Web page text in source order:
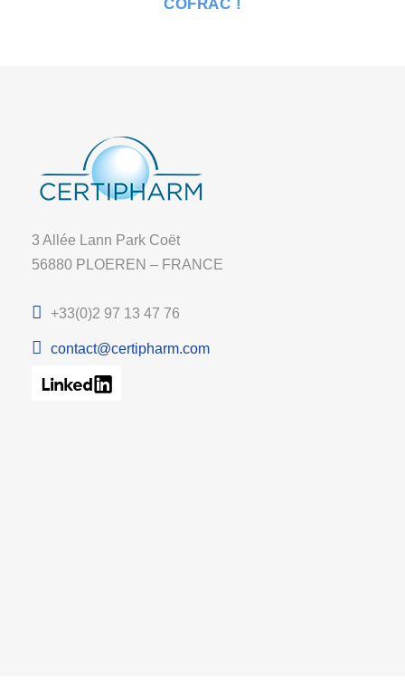
COFRAC !
3 Allée Lann Park Coët
56880 PLOEREN – FRANCE
+33(0)2 97 13 47 76
contact@certipharm.com